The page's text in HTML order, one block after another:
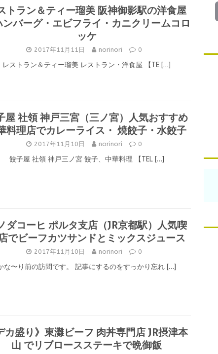
トラン＆ティー瑠美 阪神御影駅の洋食屋
バーグ・エビフライ・カニクリームコロ
ッケ
2017年11月11日 norinori 0
レストラン＆ティー瑠美 レストラン・洋食屋 【TE […]
屋 社領 神戸三宮（三ノ宮）人気おすすめ
料理店でカレーライス・ 焼餃子・水餃子
2017年11月10日 norinori 0
餃子屋 社領 神戸三ノ宮 餃子、中華料理 【TEL […]
ダコーヒ ポルタ支店（JR京都駅）人気喫
でビーフカツサンドとミックスジュース
2017年11月10日 norinori 0
な〜り前の訪問です。 記事にするのをすっかり忘れ […]
カ盛り》東灘ビーフ 肉丼専門店 JR摂津本
山 でリブロースステーキで晩御飯